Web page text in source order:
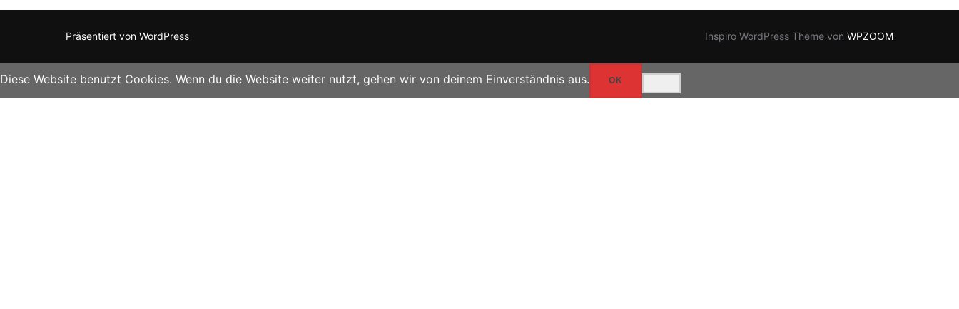
Präsentiert von WordPress Inspiro WordPress Theme von WPZOOM
Diese Website benutzt Cookies. Wenn du die Website weiter nutzt, gehen wir von deinem Einverständnis aus. OK